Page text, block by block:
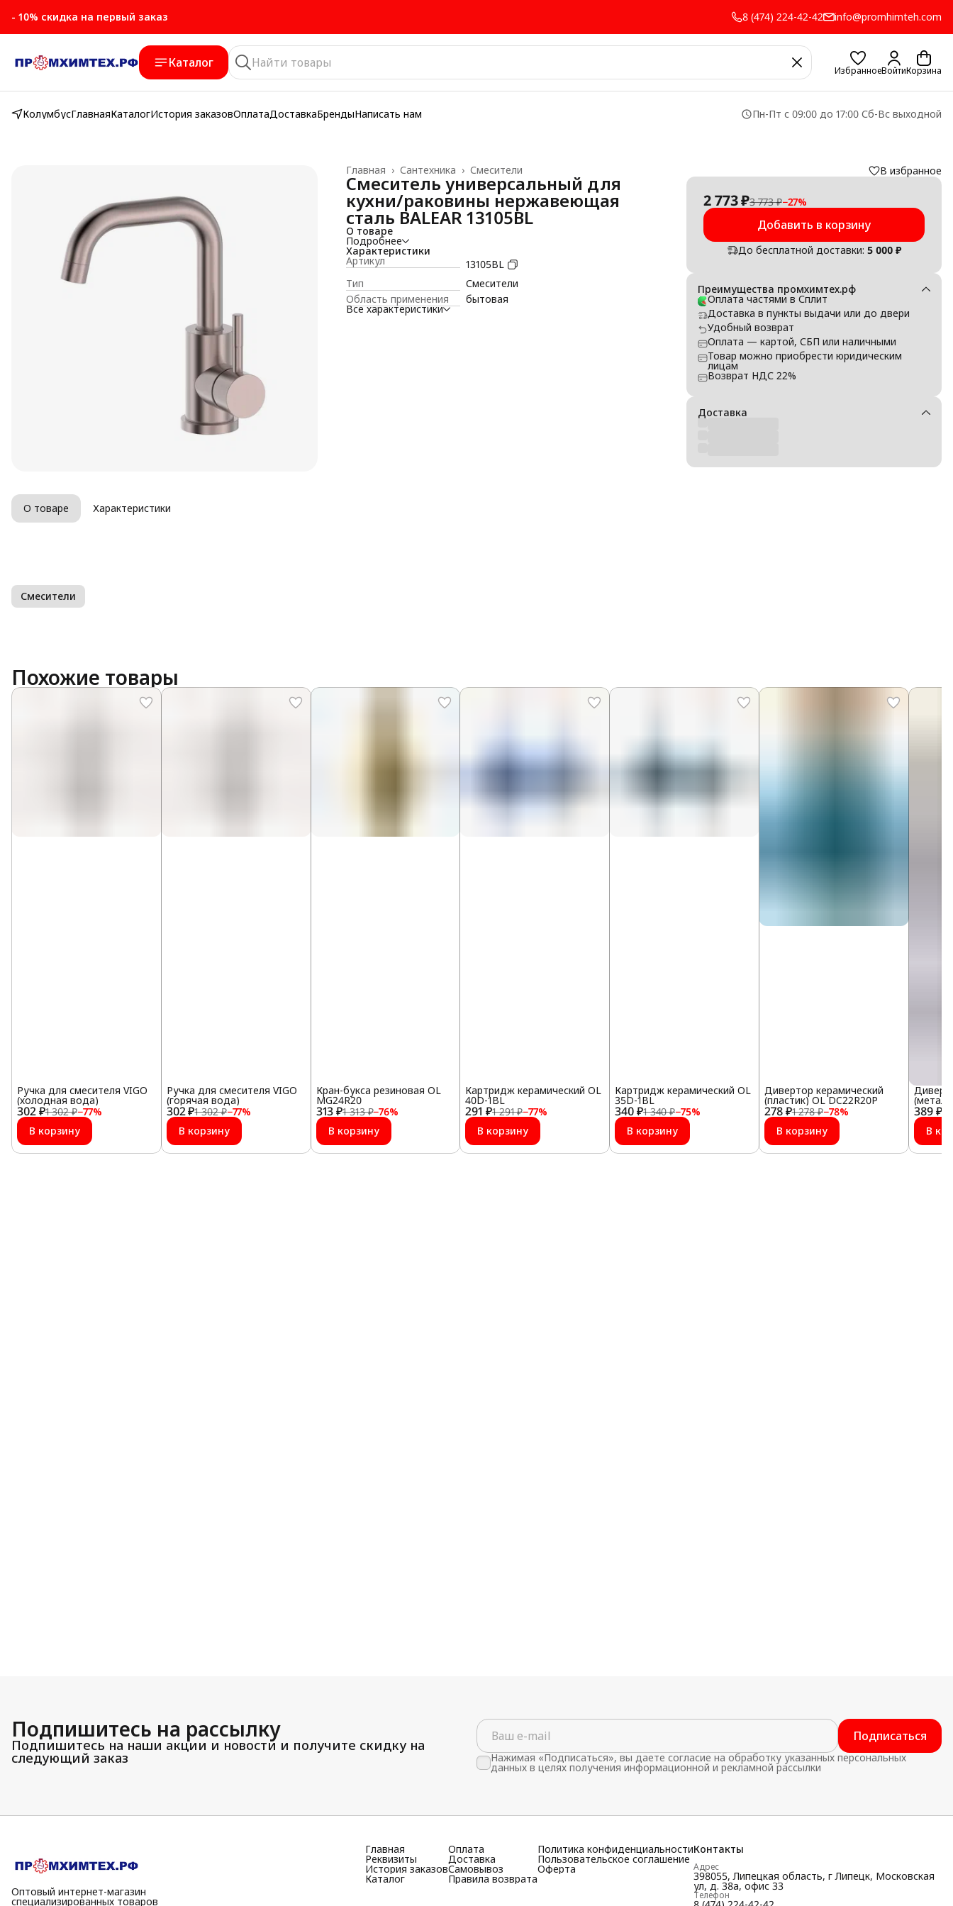
- 10% скидка на первый заказ 8 (474) 224-42-42 info@promhimteh.com
Каталог
ИзбранноеВойтиКорзина
КолумбусГлавнаяКаталогИстория заказовОплатаДоставкаБрендыНаписать нам Пн-Пт с 09:00 до 17:00 Сб-Вс выходной
Смесители
Сантехника ›
Главная ›
Смеситель универсальный для
кухни/раковины нержавеющая
сталь BALEAR 13105BL
О товаре
Подробнее
Характеристики
Артикул
13105BL
Тип
Смесители
Область применения
бытовая
Все характеристики
В избранное
2 773 ₽3 773 ₽−27%
Добавить в корзину
До бесплатной доставки: 5 000 ₽
Преимущества промхимтех.рф
Оплата частями в Сплит
Доставка в пункты выдачи или до двери
Удобный возврат
Оплата — картой, СБП или наличными
Товар можно приобрести юридическим
лицам
Возврат НДС 22%
Доставка
О товаре Характеристики
Смесители
Похожие товары
302 ₽1 302 ₽−77%
Ручка для смесителя VIGO
(холодная вода)
В корзину
302 ₽1 302 ₽−77%
Ручка для смесителя VIGO
(горячая вода)
В корзину
313 ₽1 313 ₽−76%
Кран-букса резиновая OL
MG24R20
В корзину
291 ₽1 291 ₽−77%
Картридж керамический OL
40D-1BL
В корзину
340 ₽1 340 ₽−75%
Картридж керамический OL
35D-1BL
В корзину
278 ₽1 278 ₽−78%
Дивертор керамический
(пластик) OL DC22R20P
В корзину
389 ₽
В
Подпишитесь на рассылку
Подпишитесь на наши акции и новости и получите скидку на
следующий заказ
Подписаться
Нажимая «Подписаться», вы даете согласие на обработку указанных персональных
данных в целях получения информационной и рекламной рассылки
Оптовый интернет-магазин
специализированных товаров
Главная
Реквизиты
История заказов
Каталог
Оплата
Доставка
Самовывоз
Правила возврата
Политика конфиденциальности
Пользовательское соглашение
Оферта
Контакты
Адрес
398055, Липецкая область, г Липецк, Московская
ул, д. 38а, офис 33
Телефон